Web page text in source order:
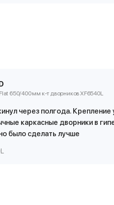
650/400 мм к-т дворников XF6540L
через полгода. Крепление
каркасные дворники в
было сделать лучше